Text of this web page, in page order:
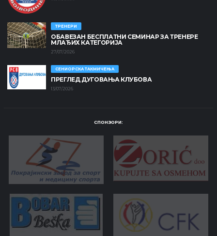
ТРЕНЕРИ
ОБАВЕЗАН БЕСПЛАТНИ СЕМИНАР ЗА ТРЕНЕРЕ
МЛАЂИХ КАТЕГОРИЈА
27/07/2026
СЕНИОРСКА ТАКМИЧЕЊА
ПРЕГЛЕД ДУГОВАЊА КЛУБОВА
13/07/2026
СПОНЗОРИ: